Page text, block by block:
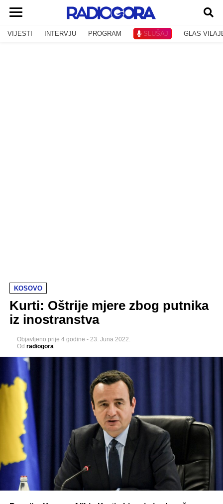
VIJESTI INTERVJU PROGRAM SLUŠAJ GLAS
KOSOVO
Kurti: Oštrije mjere zbog putnika
iz inostranstva
Objavljeno prije 4 godine - 23. Juna 2022.
Od radiogora